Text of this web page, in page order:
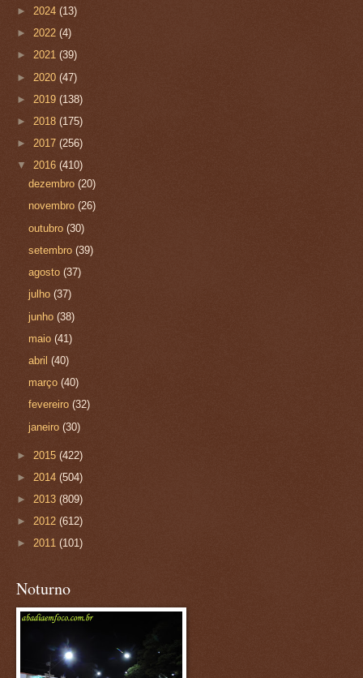
► 2024 (13)
► 2022 (4)
► 2021 (39)
► 2020 (47)
► 2019 (138)
► 2018 (175)
► 2017 (256)
▼ 2016 (410)
dezembro(20)
novembro(26)
outubro(30)
setembro(39)
agosto(37)
julho(37)
junho(38)
maio(41)
abril(40)
março(40)
fevereiro(32)
janeiro(30)
► 2015 (422)
► 2014 (504)
► 2013 (809)
► 2012 (612)
► 2011 (101)
Noturno